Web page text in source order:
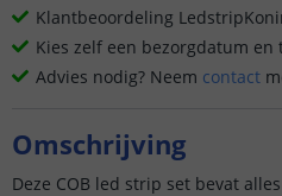
Klantbeoordeling
Kies zelf een bezorgdatum en
Advies nodig? Neem contact
Omschrijving
Deze COB led strip set bevat